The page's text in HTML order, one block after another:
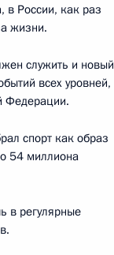
плавания
в России, как раз
жизни.
служить и новый
всех уровней,
Федерации.
спорт как образ
54 миллиона
в регулярные